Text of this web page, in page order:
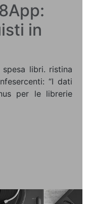
in
libri. ristina
“I dati
per le librerie